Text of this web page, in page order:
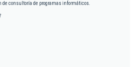
de consultoría de programas informáticos.